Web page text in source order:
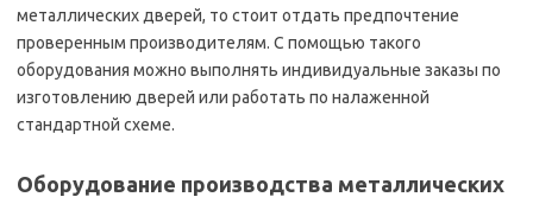
металлических дверей, то стоит отдать предпочтение
проверенным производителям. С помощью такого
оборудования можно выполнять индивидуальные заказы по
изготовлению дверей или работать по налаженной
стандартной схеме.
Оборудование производства металлических